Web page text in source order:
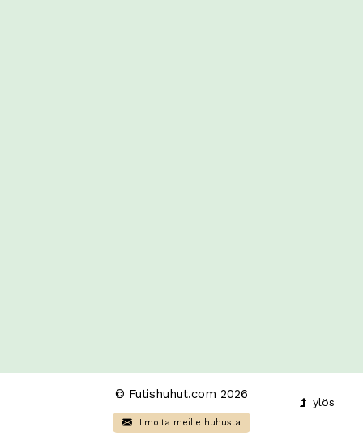
ylös
© Futishuhut.com 2026
Ilmoita meille huhusta